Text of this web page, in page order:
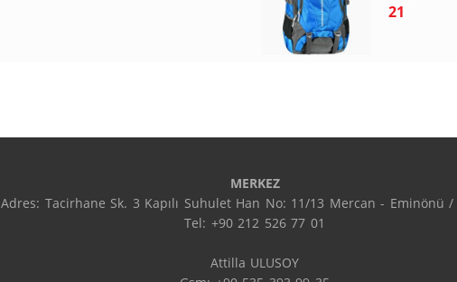
21
MERKEZ
Adres: Tacirhane Sk. 3 Kapılı Suhulet Han No: 11/13 Mercan - Eminönü
Tel: +90 212 526 77 01
Attilla ULUSOY